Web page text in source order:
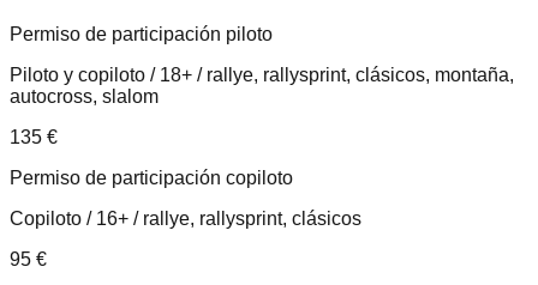
Permiso de participación piloto
Piloto y copiloto / 18+ / rallye, rallysprint, clásicos, montaña,
autocross, slalom
135 €
Permiso de participación copiloto
Copiloto / 16+ / rallye, rallysprint, clásicos
95 €